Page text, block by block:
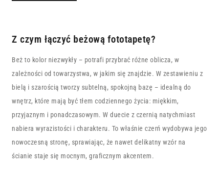
Z czym łączyć beżową fototapetę?
Beż to kolor niezwykły – potrafi przybrać różne oblicza, w
zależności od towarzystwa, w jakim się znajdzie. W zestawieniu z
bielą i szarością tworzy subtelną, spokojną bazę – idealną do
wnętrz, które mają być tłem codziennego życia: miękkim,
przyjaznym i ponadczasowym. W duecie z czernią natychmiast
nabiera wyrazistości i charakteru. To właśnie czerń wydobywa jego
nowoczesną stronę, sprawiając, że nawet delikatny wzór na
ścianie staje się mocnym, graficznym akcentem.